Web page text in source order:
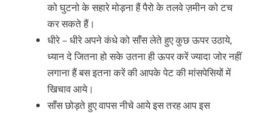
को घुटनो के सहारे मोड़ना हैं पैरो के तलवे ज़मीन को टच
कर सकते हैं।
धीरे – धीरे अपने कंधे को साँस लेते हुए कुछ ऊपर उठाये,
ध्यान दे जितना हो सके उतना ही ऊपर करें ज्यादा जोर नहीं
लगाना हैं बस इतना करें की आपके पेट की मांसपेसियों में
खिचाव आये।
साँस छोड़ते हुए वापस नीचे आये इस तरह आप इस